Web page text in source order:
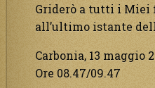
Griderò a tutti i Miei
all’ultimo istante
Carbonia, 13 maggio
Ore 08.47/09.47